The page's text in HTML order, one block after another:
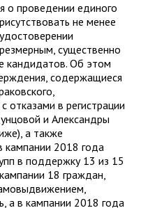
о проведении единого
не менее
существенно
кандидатов. Об этом
содержащиеся
отказами в регистрации
и Александры
а также
кампании 2018 года
в поддержку 13 из 15
18 граждан,
а в кампании 2018 года